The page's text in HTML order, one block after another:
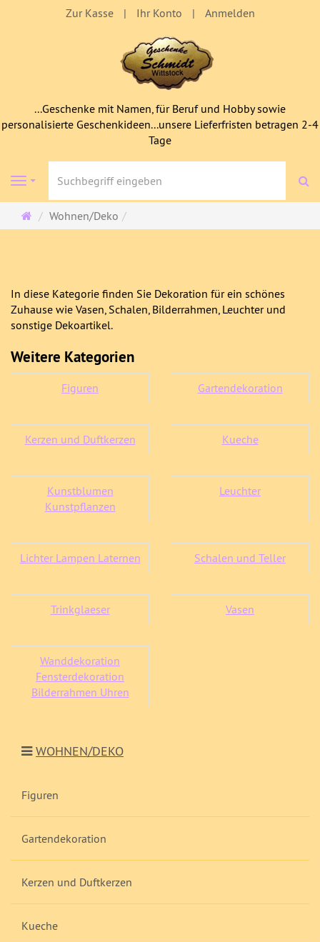
Zur Kasse Ihr Konto Anmelden
...Geschenke mit Namen, für Beruf und Hobby sowie
personalisierte Geschenkideen...unsere Lieferfristen betragen 2-4
Tage
Navigation
Startseite
Wohnen/Deko
In diese Kategorie finden Sie Dekoration für ein schönes
Zuhause wie Vasen, Schalen, Bilderrahmen, Leuchter und
sonstige Dekoartikel.
Weitere Kategorien
Figuren Gartendekoration
Kerzen und Duftkerzen Kueche
Kunstblumen
Kunstpflanzen
Leuchter
Lichter Lampen Laternen Schalen und Teller
Trinkglaeser Vasen
Wanddekoration
Fensterdekoration
Bilderrahmen Uhren
WOHNEN/DEKO
Figuren
Gartendekoration
Kerzen und Duftkerzen
Kueche